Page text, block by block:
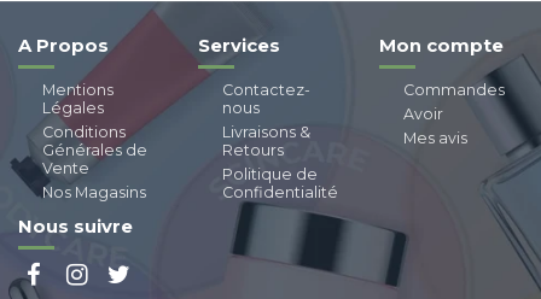
A Propos
Mentions
Légales
Conditions
Générales de
Vente
Nos Magasins
Services
Contactez-
nous
Livraisons &
Retours
Politique de
Confidentialité
Mon compte
Commandes
Avoir
Mes avis
Nous suivre